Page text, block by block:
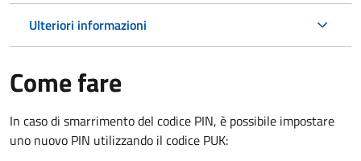
Ulteriori informazioni
Come fare
In caso di smarrimento del codice PIN, è possibile impostare
uno nuovo PIN utilizzando il codice PUK: